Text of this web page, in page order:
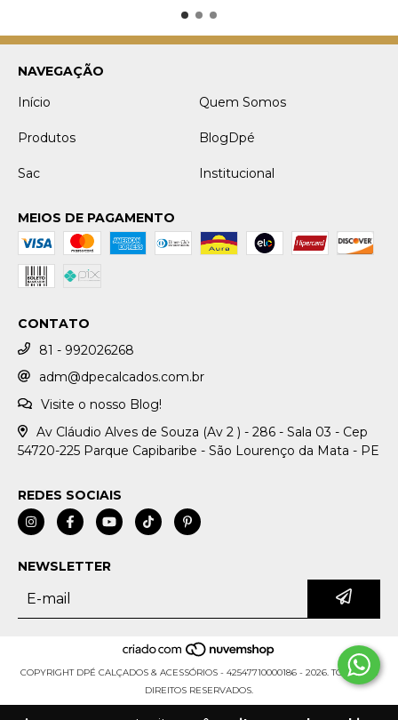
NAVEGAÇÃO
Início
Quem Somos
Produtos BlogDpé
Sac Institucional
MEIOS DE PAGAMENTO
CONTATO
81 - 992026268
adm@dpecalcados.com.br
Visite o nosso Blog!
Av Cláudio Alves de Souza (Av 2 ) - 286 - Sala 03 - Cep
54720-225 Parque Capibaribe - São Lourenço da Mata - PE
REDES SOCIAIS
NEWSLETTER
COPYRIGHT DPÉ CALÇADOS & ACESSÓRIOS - 42547710000186 - 2026. TODOS OS
DIREITOS RESERVADOS.